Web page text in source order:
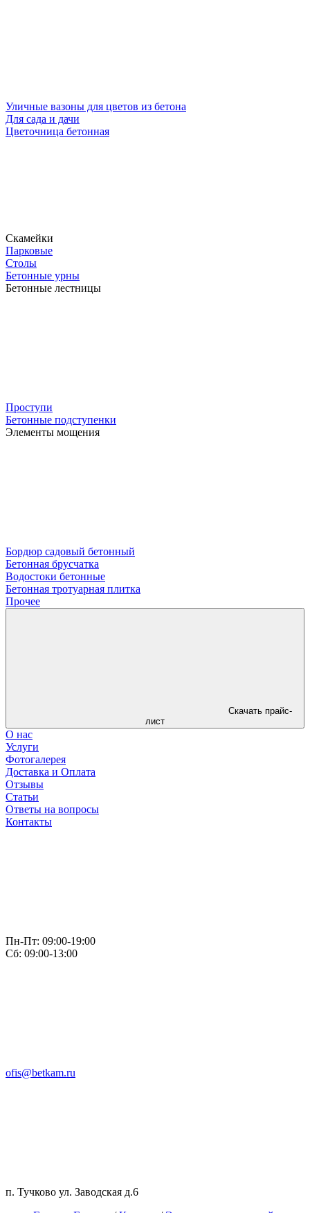
Уличные вазоны для цветов из бетона
Для сада и дачи
Цветочница бетонная
Скамейки
Парковые
Столы
Бетонные урны
Бетонные лестницы
Проступи
Бетонные подступенки
Элементы мощения
Бордюр садовый бетонный
Бетонная брусчатка
Водостоки бетонные
Бетонная тротуарная плитка
Прочее
Скачать прайс-
лист
О нас
Услуги
Фотогалерея
Доставка и Оплата
Отзывы
Статьи
Ответы на вопросы
Контакты
Пн-Пт: 09:00-19:00
Сб: 09:00-13:00
ofis@betkam.ru
п. Тучково ул. Заводская д.6